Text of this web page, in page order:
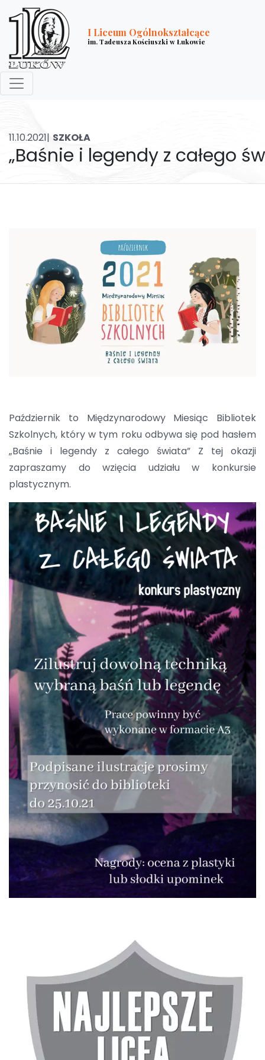
I Liceum Ogólnokształcące
im. Tadeusza Kościuszki w Łukowie
11.10.2021| SZKOŁA
„Baśnie i legendy z całego
Październik to Międzynarodowy Miesiąc Bibliotek
Szkolnych, który w tym roku odbywa się pod hasłem
„Baśnie i legendy z całego świata” Z tej okazji
zapraszamy do wzięcia udziału w konkursie
plastycznym.